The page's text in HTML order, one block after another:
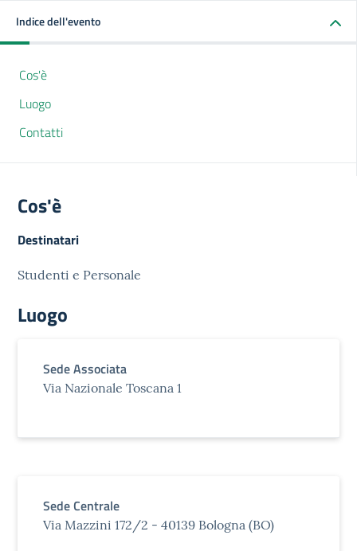
Indice dell'evento
Cos'è
Luogo
Contatti
Cos'è
Destinatari
Studenti e Personale
Luogo
Sede Associata
Via Nazionale Toscana 1
Sede Centrale
Via Mazzini 172/2 - 40139 Bologna (BO)